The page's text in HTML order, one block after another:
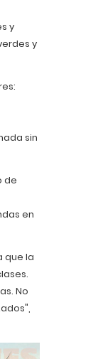
y
y
sin
de
en
que la
No